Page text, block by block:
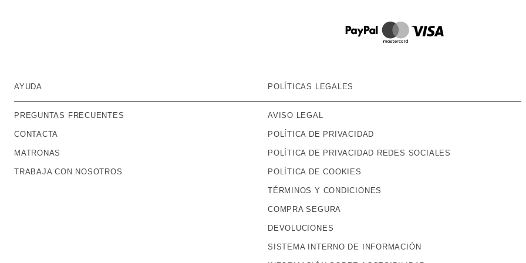
AYUDA
PREGUNTAS FRECUENTES
CONTACTA
MATRONAS
TRABAJA CON NOSOTROS
POLÍTICAS LEGALES
AVISO LEGAL
POLÍTICA DE PRIVACIDAD
POLÍTICA DE PRIVACIDAD REDES SOCIALES
POLÍTICA DE COOKIES
TÉRMINOS Y CONDICIONES
COMPRA SEGURA
DEVOLUCIONES
SISTEMA INTERNO DE INFORMACIÓN